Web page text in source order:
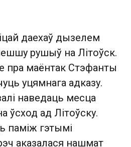
даехаў дызелем
рушыў на Літоўск.
пра маёнтак Стэфанты
уцямнага адказу.
наведаць месца
ўсход ад Літоўску.
паміж гэтымі
аказалася нашмат